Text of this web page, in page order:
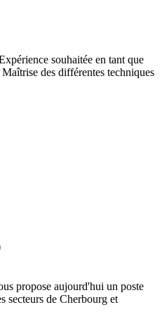
souhaitée en tant que
des différentes techniques
propose aujourd'hui un poste
secteurs de Cherbourg et